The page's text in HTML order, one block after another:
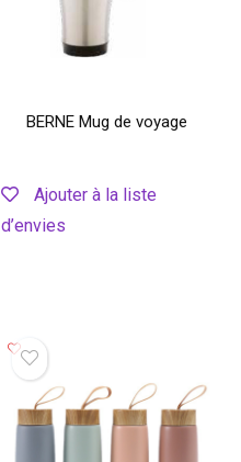
BERNE Mug de voyage
Ajouter à la liste
d’envies